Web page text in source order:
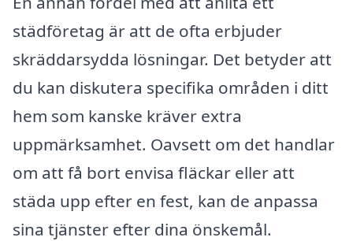
städföretag är att de ofta erbjuder
skräddarsydda lösningar. Det betyder att
du kan diskutera specifika områden i ditt
hem som kanske kräver extra
uppmärksamhet. Oavsett om det handlar
om att få bort envisa fläckar eller att
städa upp efter en fest, kan de anpassa
sina tjänster efter dina önskemål.